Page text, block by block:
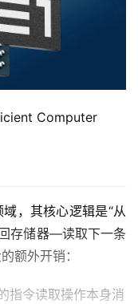
Computer
，其核心逻辑是“从
存储器—读取下一条
额外开销：
指令读取操作本身消